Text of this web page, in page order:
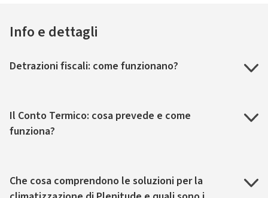
Info e dettagli
Detrazioni fiscali: come funzionano?
Il Conto Termico: cosa prevede e come
funziona?
Che cosa comprendono le soluzioni per la